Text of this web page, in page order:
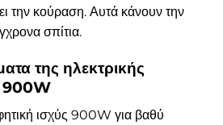
την κούραση. Αυτά κάνουν την
σπίτια.
της ηλεκτρικής
900W
ισχύς 900W για βαθύ